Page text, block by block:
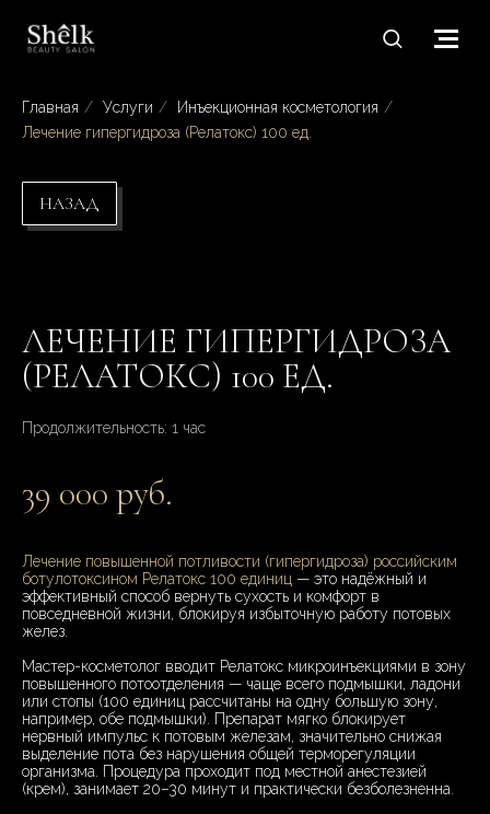
Главная / Услуги / Инъекционная косметология /
Лечение гипергидроза (Релатокс) 100 ед.
НАЗАД
ЛЕЧЕНИЕ ГИПЕРГИДРОЗА
(РЕЛАТОКС) 100 ЕД.
Продолжительность: 1 час
39 000 руб.
Лечение повышенной потливости (гипергидроза) российским
ботулотоксином Релатокс 100 единиц — это надёжный и
эффективный способ вернуть сухость и комфорт в
повседневной жизни, блокируя избыточную работу потовых
желез.
Мастер-косметолог вводит Релатокс микроинъекциями в зону
повышенного потоотделения — чаще всего подмышки, ладони
или стопы (100 единиц рассчитаны на одну большую зону,
например, обе подмышки). Препарат мягко блокирует
нервный импульс к потовым железам, значительно снижая
выделение пота без нарушения общей терморегуляции
организма. Процедура проходит под местной анестезией
(крем), занимает 20–30 минут и практически безболезненна.